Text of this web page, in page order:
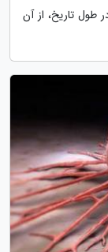
طول تاریخ، از آن